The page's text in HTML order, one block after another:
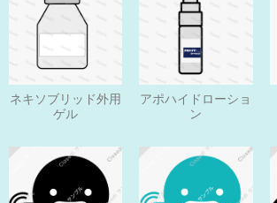
ネキソブリッド外用
ゲル
アポハイドローショ
ン